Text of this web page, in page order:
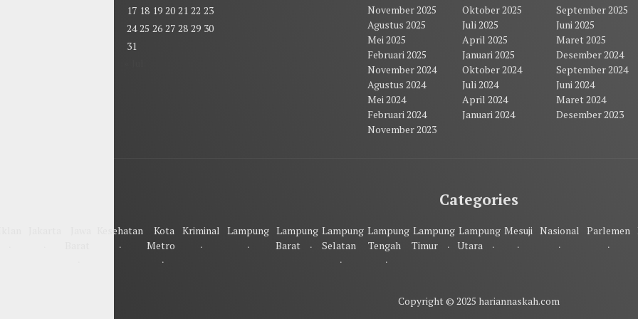
17 18 19 20 21 22 23
24 25 26 27 28 29 30
31
November 2025
Oktober 2025
September 2025
Agustus 2025
Juli 2025
Juni 2025
Mei 2025
April 2025
Maret 2025
Februari 2025
Januari 2025
Desember 2024
November 2024
Oktober 2024
September 2024
Agustus 2024
Juli 2024
Juni 2024
Mei 2024
April 2024
Maret 2024
Februari 2024
Januari 2024
Desember 2023
November 2023
Categories
Kesehatan
Kota
Metro
Kriminal Lampung Lampung
Barat
Lampung
Selatan
Lampung
Tengah
Lampung
Timur
Lampung
Utara
Mesuji Nasional Parlemen
Copyright © 2025 hariannaskah.com